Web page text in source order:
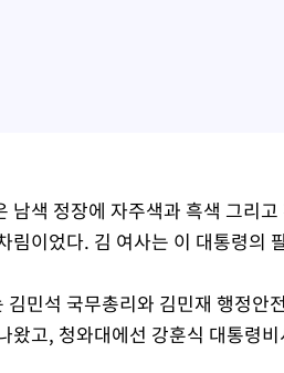
남색 정장에 자주색과 흑색 그리
림이었다. 김 여사는 이 대통령의
김민석 국무총리와 김민재 행정안
왔고, 청와대에선 강훈식 대통령